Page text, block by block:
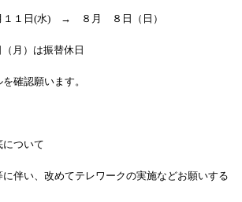
日 (水) → ８月 ８日（日）
（月）は振替休日
確認願います。
ついて
伴い、改めてテレワークの実施などお願いする